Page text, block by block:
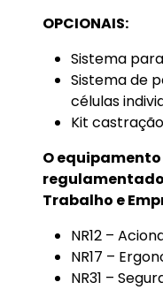
OPCIONAIS:
Sistema
Sistema de
células
Kit
O
Trabalho e
NR12 –
NR17 –
NR31 –